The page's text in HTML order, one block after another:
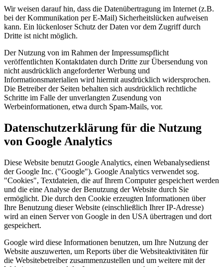
Wir weisen darauf hin, dass die Datenübertragung im Internet (z.B.
bei der Kommunikation per E-Mail) Sicherheitslücken aufweisen
kann. Ein lückenloser Schutz der Daten vor dem Zugriff durch
Dritte ist nicht möglich.
Der Nutzung von im Rahmen der Impressumspflicht
veröffentlichten Kontaktdaten durch Dritte zur Übersendung von
nicht ausdrücklich angeforderter Werbung und
Informationsmaterialien wird hiermit ausdrücklich widersprochen.
Die Betreiber der Seiten behalten sich ausdrücklich rechtliche
Schritte im Falle der unverlangten Zusendung von
Werbeinformationen, etwa durch Spam-Mails, vor.
Datenschutzerklärung für die Nutzung
von Google Analytics
Diese Website benutzt Google Analytics, einen Webanalysedienst
der Google Inc. ("Google"). Google Analytics verwendet sog.
"Cookies", Textdateien, die auf Ihrem Computer gespeichert werden
und die eine Analyse der Benutzung der Website durch Sie
ermöglicht. Die durch den Cookie erzeugten Informationen über
Ihre Benutzung dieser Website (einschließlich Ihrer IP-Adresse)
wird an einen Server von Google in den USA übertragen und dort
gespeichert.
Google wird diese Informationen benutzen, um Ihre Nutzung der
Website auszuwerten, um Reports über die Websiteaktivitäten für
die Websitebetreiber zusammenzustellen und um weitere mit der